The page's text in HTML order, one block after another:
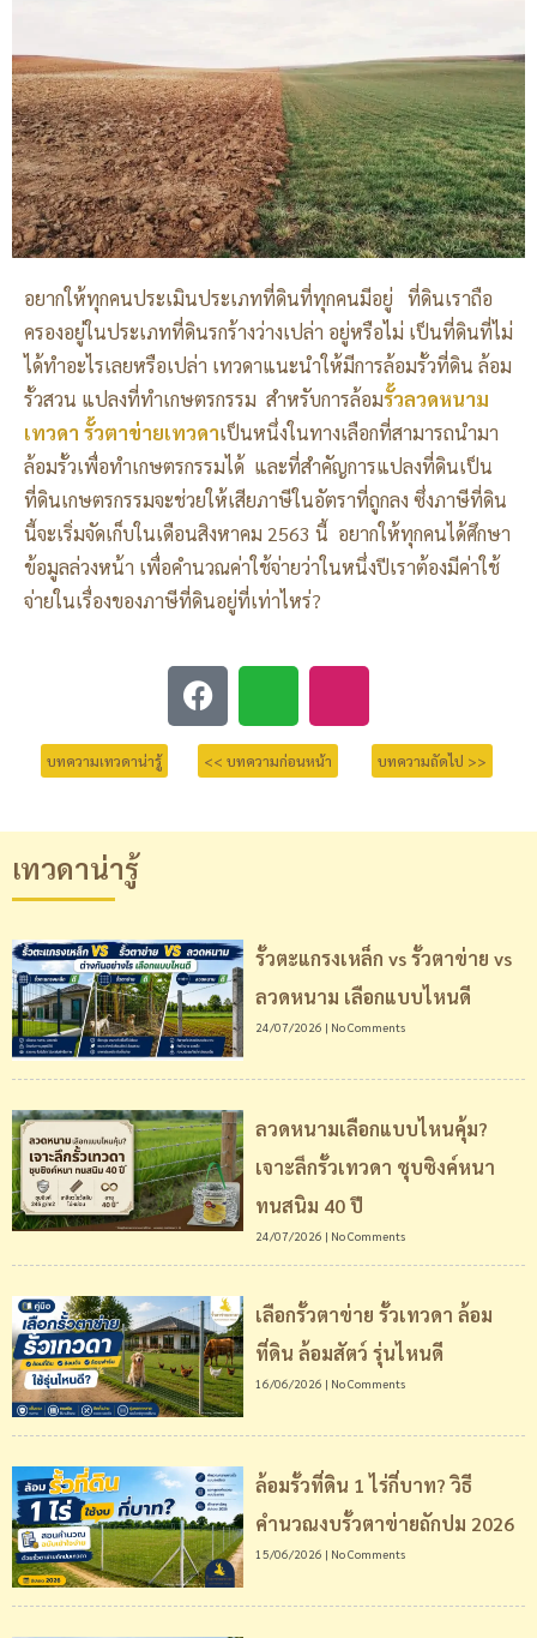
อยากให้ทุกคนประเมินประเภทที่ดินที่ทุกคนมีอยู่ ที่ดินเราถือ
ครองอยู่ในประเภทที่ดินรกร้างว่างเปล่า อยู่หรือไม่ เป็นที่ดินที่ไม่
ได้ทำอะไรเลยหรือเปล่า เทวดาแนะนำให้มีการล้อมรั้วที่ดิน ล้อม
รั้วสวน แปลงที่ทำเกษตรกรรม สำหรับการล้อมรั้วลวดหนาม
เทวดา รั้วตาข่ายเทวดาเป็นหนึ่งในทางเลือกที่สามารถนำมา
ล้อมรั้วเพื่อทำเกษตรกรรมได้ และที่สำคัญการแปลงที่ดินเป็น
ที่ดินเกษตรกรรมจะช่วยให้เสียภาษีในอัตราที่ถูกลง ซึ่งภาษีที่ดิน
นี้จะเริ่มจัดเก็บในเดือนสิงหาคม 2563 นี้ อยากให้ทุกคนได้ศึกษา
ข้อมูลล่วงหน้า เพื่อคำนวณค่าใช้จ่ายว่าในหนึ่งปีเราต้องมีค่าใช้
จ่ายในเรื่องของภาษีที่ดินอยู่ที่เท่าไหร่?
บทความเทวดาน่ารู้ << บทความก่อนหน้า บทความถัดไป >>
เทวดาน่ารู้
รั้วตะแกรงเหล็ก vs รั้วตาข่าย vs
ลวดหนาม เลือกแบบไหนดี
24/07/2026 No Comments
ลวดหนามเลือกแบบไหนคุ้ม?
เจาะลึกรั้วเทวดา ชุบซิงค์หนา
ทนสนิม 40 ปี
24/07/2026 No Comments
เลือกรั้วตาข่าย รั้วเทวดา ล้อม
ที่ดิน ล้อมสัตว์ รุ่นไหนดี
16/06/2026 No Comments
ล้อมรั้วที่ดิน 1 ไร่กี่บาท? วิธี
คำนวณงบรั้วตาข่ายถักปม 2026
15/06/2026 No Comments